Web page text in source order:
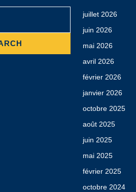
juillet 2026
juin 2026
mai 2026
avril 2026
février 2026
janvier 2026
octobre 2025
août 2025
juin 2025
mai 2025
février 2025
octobre 2024